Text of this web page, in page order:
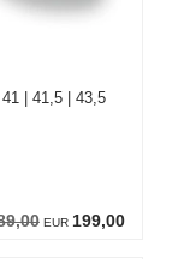
EUR 199,00
41 41,5 43,5